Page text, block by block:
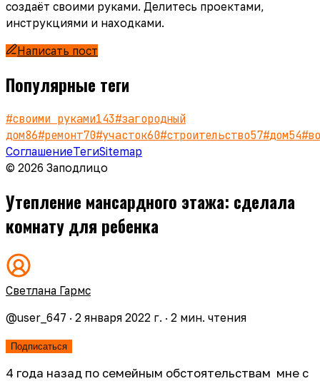
создаёт своими руками. Делитесь проектами,
инструкциями и находками.
Написать пост
Популярные теги
#своими руками143#загородный
дом86#ремонт70#участок60#строительство57#дом54#
СоглашениеТегиSitemap
© 2026 Заподлицо
Утепление мансардного этажа: сделала
комнату для ребенка
Светлана Гармс
@user_647 · 2 января 2022 г. · 2 мин. чтения
Подписаться
4 года назад по семейным обстоятельствам мне с